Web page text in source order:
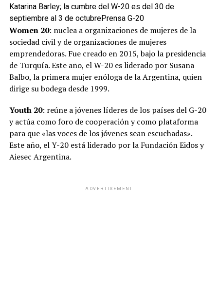
Katarina Barley; la cumbre del W-20 es del 30 de
septiembre al 3 de octubrePrensa G-20
Women 20: nuclea a organizaciones de mujeres de la
sociedad civil y de organizaciones de mujeres
emprendedoras. Fue creado en 2015, bajo la presidencia
de Turquía. Este año, el W-20 es liderado por Susana
Balbo, la primera mujer enóloga de la Argentina, quien
dirige su bodega desde 1999.
Youth 20: reúne a jóvenes líderes de los países del G-20
y actúa como foro de cooperación y como plataforma
para que «las voces de los jóvenes sean escuchadas».
Este año, el Y-20 está liderado por la Fundación Eidos y
Aiesec Argentina.
ADVERTISEMENT